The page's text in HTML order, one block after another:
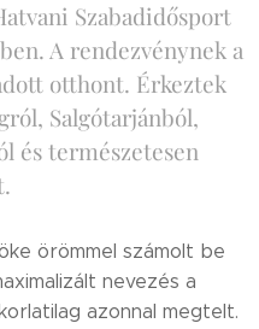
Szabadidősport
A rendezvénynek a
otthont. Érkeztek
Salgótarjánból,
és természetesen
örömmel számolt be
nevezés a
azonnal megtelt.